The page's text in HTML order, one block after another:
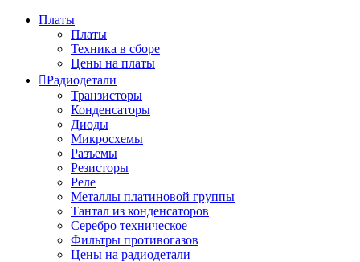
Платы
Платы
Техника в сборе
Цены на платы
Радиодетали
Транзисторы
Конденсаторы
Диоды
Микросхемы
Разъемы
Резисторы
Реле
Металлы платиновой группы
Тантал из конденсаторов
Серебро техническое
Фильтры противогазов
Цены на радиодетали